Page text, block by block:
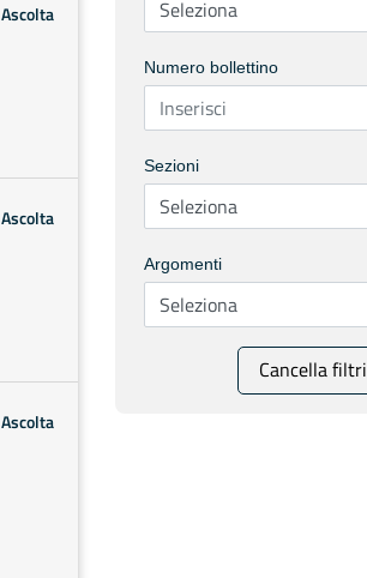
Ascolta
Ascolta
Ascolta
Numero bollettino
Sezioni
Argomenti
Cancella filtri